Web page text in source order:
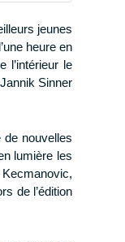
jeunes
heure en
l’intérieur le
Sinner
de nouvelles
lumière les
de l’édition